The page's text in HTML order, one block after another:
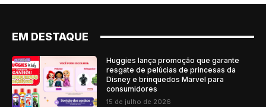
EM DESTAQUE
Huggies lança promoção que garante
resgate de pelúcias de princesas da
Disney e brinquedos Marvel para
consumidores
15 de julho de 2026